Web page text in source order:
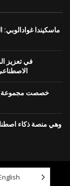
ماسكيندا
Ejecutivo